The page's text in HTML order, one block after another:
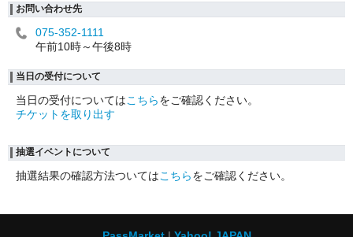
お問い合わせ先
075-352-1111
午前10時～午後8時
当日の受付について
当日の受付についてはこちらをご確認ください。
チケットを取り出す
抽選イベントについて
抽選結果の確認方法ついてはこちらをご確認ください。